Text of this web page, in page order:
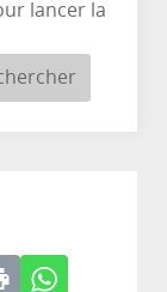
lancer la